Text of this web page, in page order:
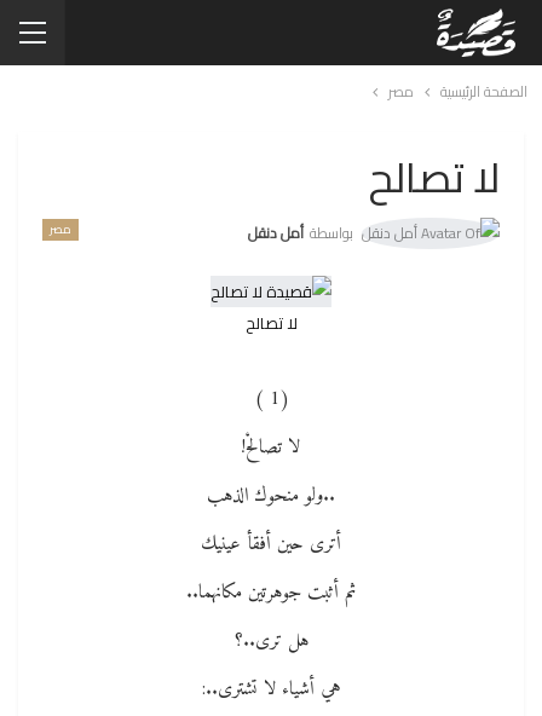
الصفحة الرئيسية مصر
لا تصالح
مصر بواسطة أمل دنقل
لا تصالح
(1 )
لا تصالحْ!
..ولو منحوك الذهب
أترى حين أفقأ عينيك
ثم أثبت جوهرتين مكانهما..
هل ترى..؟
هي أشياء لا تشترى..: